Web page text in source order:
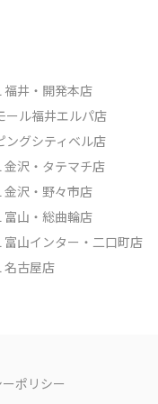
福井・開発本店
ール福井エルパ店
ングシティベル店
金沢・タテマチ店
金沢・野々市店
富山・総曲輪店
富山インター・二口町店
名古屋店
ポリシー